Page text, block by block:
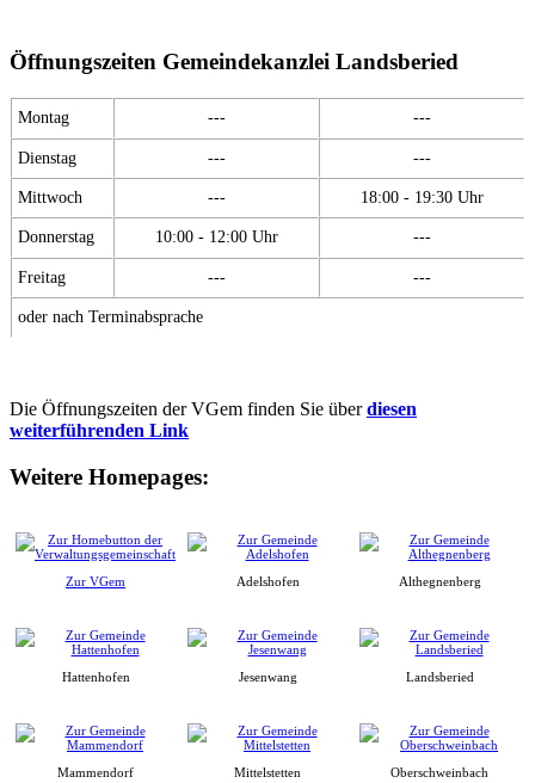
Öffnungszeiten Gemeindekanzlei Landsberied
Montag --- ---
Dienstag --- ---
Mittwoch --- 18:00 - 19:30 Uhr
Donnerstag 10:00 - 12:00 Uhr ---
Freitag --- ---
oder nach Terminabsprache
Die Öffnungszeiten der VGem finden Sie überdiesen
weiterführenden Link
Weitere Homepages:
Zur VGem Adelshofen Althegnenberg
Hattenhofen Jesenwang Landsberied
Mammendorf Mittelstetten Oberschweinbach